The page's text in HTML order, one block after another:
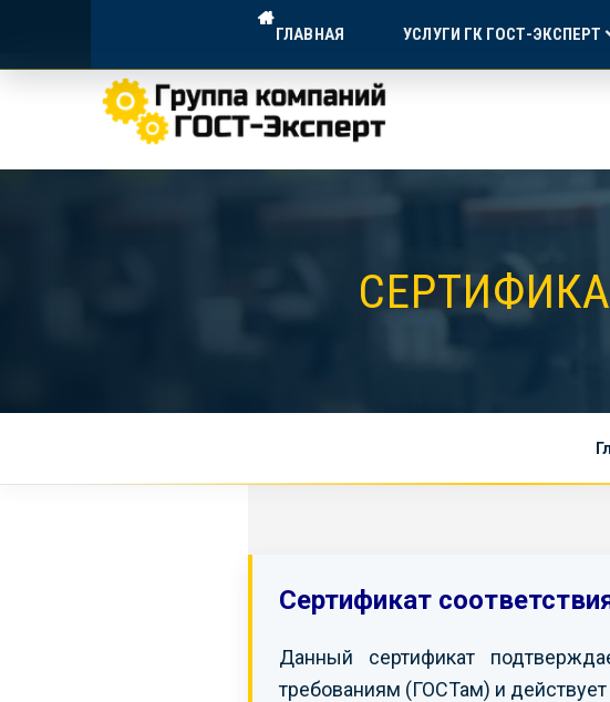
ГОСТ-ЭКСПЕРТ — ДОСТУПНАЯ
Экспертное сопровождение для вашего бизнеса
ГЛАВНАЯ УСЛУГИ ГК ГОСТ-ЭКСПЕРТ
Сертификат
Данный сертификат
требованиям (ГОСТам) и